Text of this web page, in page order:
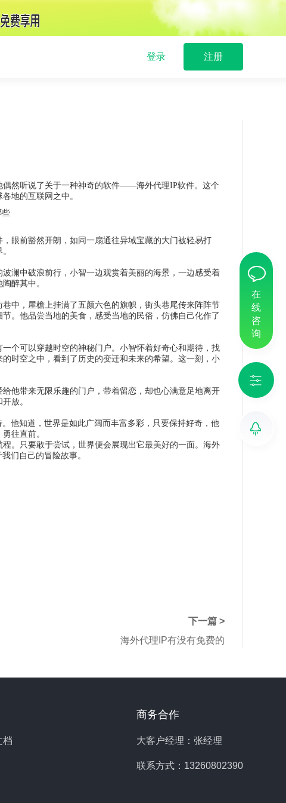
登录 注册
偶然听说了关于一种神奇的软件——海外代理IP软件。这个
地的互联网之中。
眼前豁然开朗，如同一扇通往异域宝藏的大门被轻易打
澜中破浪前行，小智一边观赏着美丽的海景，一边感受着
醉其中。
中，屋檐上挂满了五颜六色的旗帜，街头巷尾传来阵阵节
。他品尝当地的美食，感受当地的民俗，仿佛自己化作了
个可以穿越时空的神秘门户。小智怀着好奇心和期待，找
时空之中，看到了历史的变迁和未来的希望。这一刻，小
他带来无限乐趣的门户，带着留恋，却也心满意足地离开
放。
他知道，世界是如此广阔而丰富多彩，只要保持好奇，他
往直前。
。只要敢于尝试，世界便会展现出它最美好的一面。海外
们自己的冒险故事。
下一篇 >
海外代理IP有没有免费的
档
商务合作
大客户经理：张经理
联系方式：13260802390
在
线
咨
询